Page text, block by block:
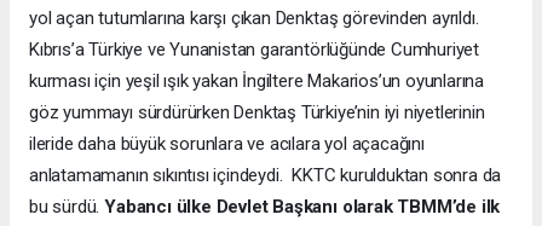
yol açan tutumlarına karşı çıkan Denktaş görevinden ayrıldı.
Kıbrıs’a Türkiye ve Yunanistan garantörlüğünde Cumhuriyet
kurması için yeşil ışık yakan İngiltere Makarios’un oyunlarına
göz yummayı sürdürürken Denktaş Türkiye’nin iyi niyetlerinin
ileride daha büyük sorunlara ve acılara yol açacağını
anlatamamanın sıkıntısı içindeydi. KKTC kurulduktan sonra da
bu sürdü.Yabancı ülke Devlet Başkanı olarak TBMM’de ilk